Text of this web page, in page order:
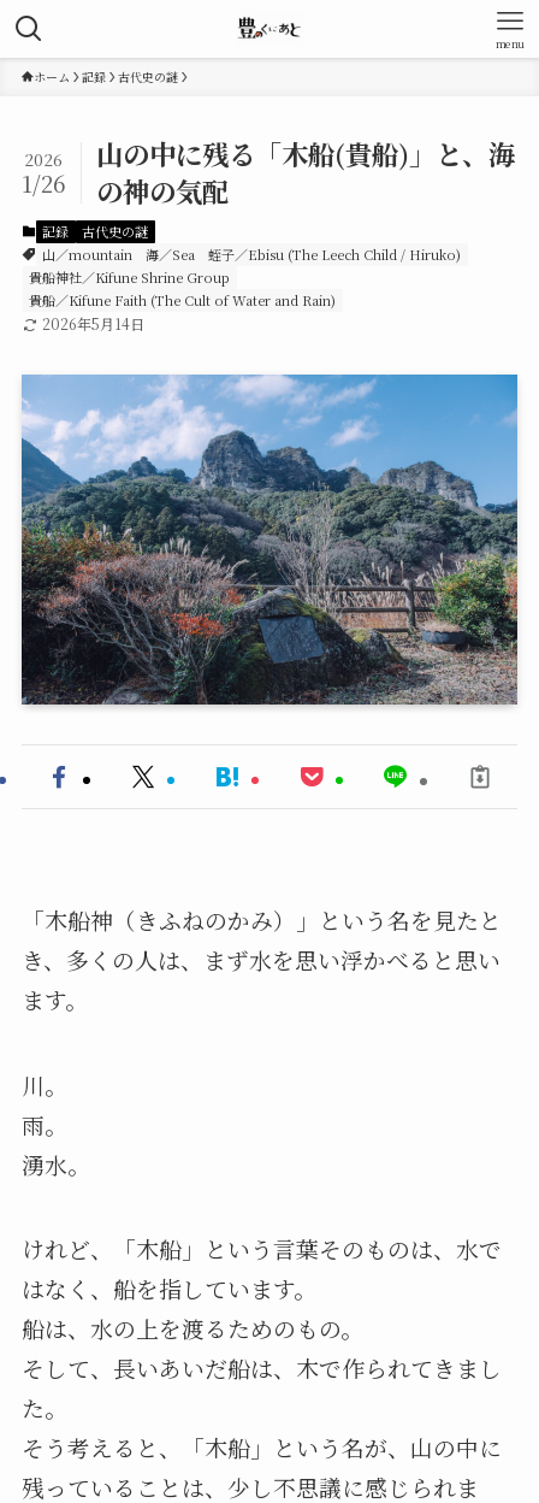
menu
ホーム 記録 古代史の謎
山の中に残る「木船(貴船)」と、海
の神の気配
2026
1/26
記録
古代史の謎
山／mountain
海／Sea
蛭子／Ebisu (The Leech Child / Hiruko)
貴船神社／Kifune Shrine Group
貴船／Kifune Faith (The Cult of Water and Rain)
2026年5月14日
「木船神（きふねのかみ）」という名を見たと
き、多くの人は、まず水を思い浮かべると思い
ます。
川。
雨。
湧水。
けれど、「木船」という言葉そのものは、水で
はなく、船を指しています。
船は、水の上を渡るためのもの。
そして、長いあいだ船は、木で作られてきまし
た。
そう考えると、「木船」という名が、山の中に
残っていることは、少し不思議に感じられま